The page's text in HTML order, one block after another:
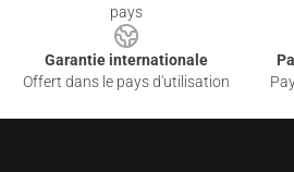
pays
Garantie internationale
Offert dans le pays d'utilisation